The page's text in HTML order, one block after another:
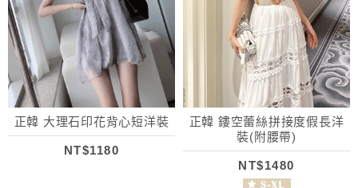
正韓 大理石印花背心短洋裝
NT$1180
正韓 鏤空蕾絲拼接度假長洋
裝(附腰帶)
NT$1480